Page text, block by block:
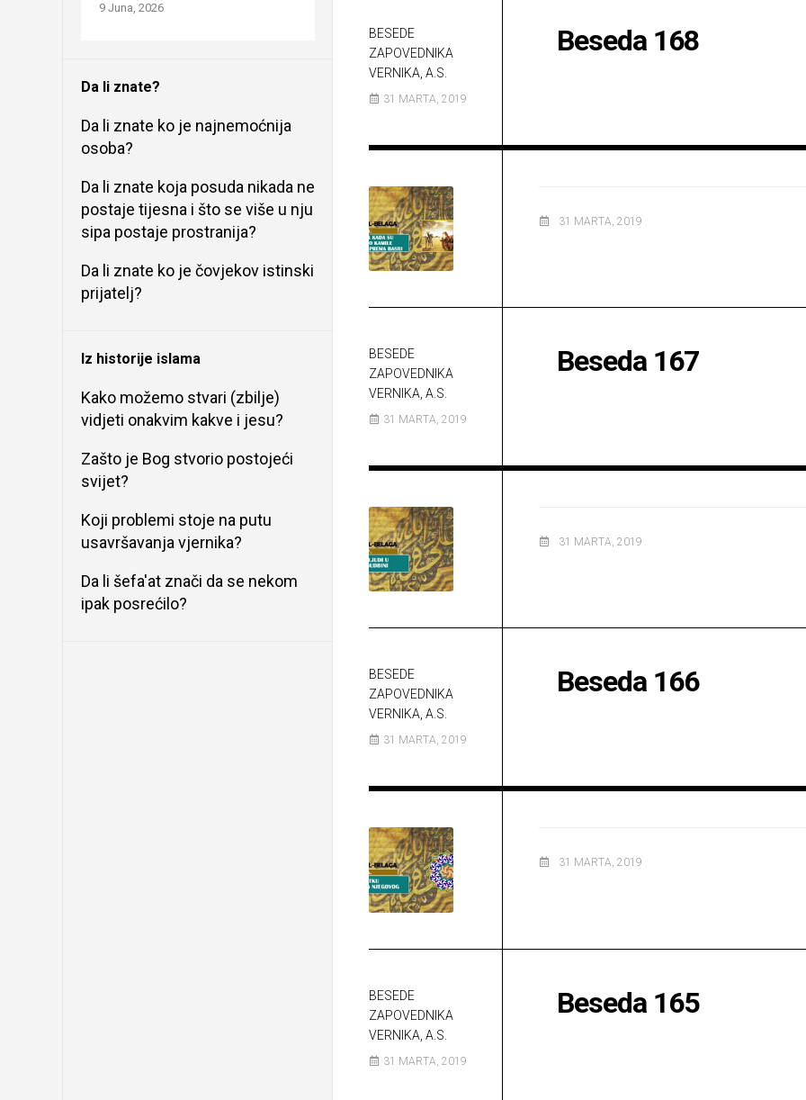
BESEDE
ZAPOVEDNIKA
VERNIKA, A.S.
31 MARTA, 2019
Beseda 168
31 MARTA, 2019
BESEDE
ZAPOVEDNIKA
VERNIKA, A.S.
31 MARTA, 2019
Beseda 167
31 MARTA, 2019
BESEDE
ZAPOVEDNIKA
VERNIKA, A.S.
31 MARTA, 2019
Beseda 166
31 MARTA, 2019
BESEDE
ZAPOVEDNIKA
VERNIKA, A.S.
31 MARTA, 2019
Beseda 165
9 Juna, 2026
Da li znate?
Da li znate ko je najnemoćnija
osoba?
Da li znate koja posuda nikada ne
postaje tijesna i što se više u nju
sipa postaje prostranija?
Da li znate ko je čovjekov istinski
prijatelj?
Iz historije islama
Kako možemo stvari (zbilje)
vidjeti onakvim kakve i jesu?
Zašto je Bog stvorio postojeći
svijet?
Koji problemi stoje na putu
usavršavanja vjernika?
Da li šefa'at znači da se nekom
ipak posrećilo?